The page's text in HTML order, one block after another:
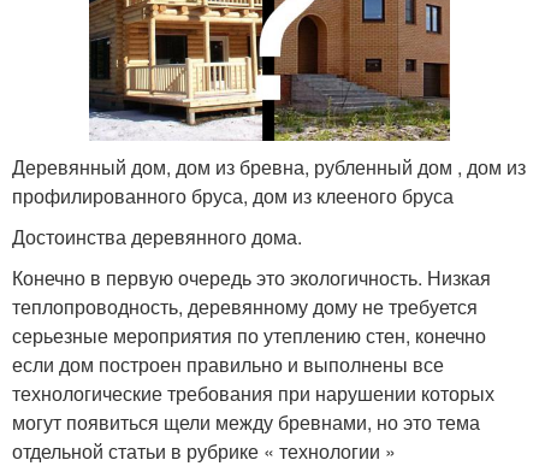
Деревянный дом, дом из бревна, рубленный дом , дом из
профилированного бруса, дом из клееного бруса
Достоинства деревянного дома.
Конечно в первую очередь это экологичность. Низкая
теплопроводность, деревянному дому не требуется
серьезные мероприятия по утеплению стен, конечно
если дом построен правильно и выполнены все
технологические требования при нарушении которых
могут появиться щели между бревнами, но это тема
отдельной статьи в рубрике « технологии »